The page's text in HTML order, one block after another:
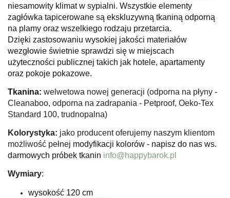
niesamowity klimat w sypialni. Wszystkie elementy
zagłówka tapicerowane są ekskluzywną tkaniną odporną
na plamy oraz wszelkiego rodzaju przetarcia.
Dzięki zastosowaniu wysokiej jakości materiałów
wezgłowie świetnie sprawdzi się w miejscach
użyteczności publicznej takich jak hotele, apartamenty
oraz pokoje pokazowe.
Tkanina: welwetowa nowej generacji (odporna na płyny -
Cleanaboo, odporna na zadrapania - Petproof, Oeko-Tex
Standard 100, trudnopalna)
Kolorystyka: jako producent oferujemy naszym klientom
możliwość pełnej modyfikacji kolorów - napisz do nas ws.
darmowych próbek tkanin info@happybarok.pl
Wymiary:
wysokość 120 cm